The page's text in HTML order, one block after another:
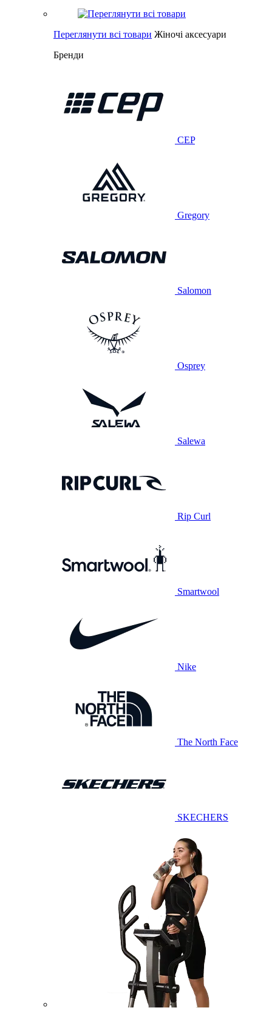
Переглянути всі товари Жіночі аксесуари
Бренди
CEP
Gregory
Salomon
Osprey
Salewa
Rip Curl
Smartwool
Nike
The North Face
SKECHERS